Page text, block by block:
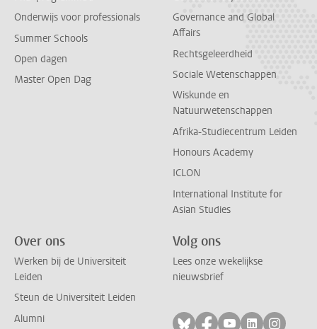
Onderwijs voor professionals
Summer Schools
Open dagen
Master Open Dag
Governance and Global
Affairs
Rechtsgeleerdheid
Sociale Wetenschappen
Wiskunde en
Natuurwetenschappen
Afrika-Studiecentrum Leiden
Honours Academy
ICLON
International Institute for
Asian Studies
Over ons
Werken bij de Universiteit
Leiden
Steun de Universiteit Leiden
Alumni
Volg ons
Lees onze wekelijkse
nieuwsbrief
Volg ons op bluesky
Volg ons op
Volg ons op
Volg ons
Volg